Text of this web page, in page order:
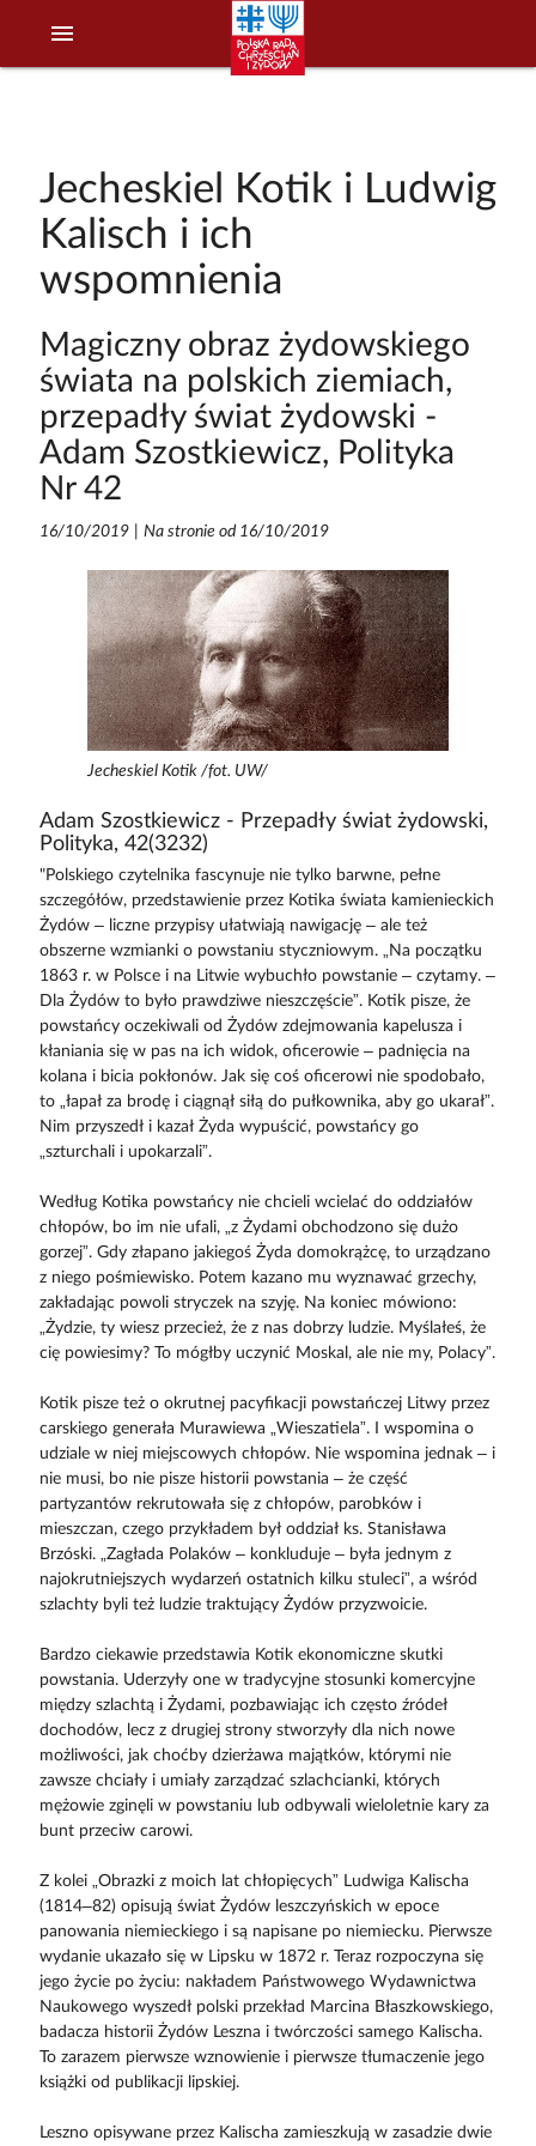
menu
Jecheskiel Kotik i Ludwig
Kalisch i ich
wspomnienia
Magiczny obraz żydowskiego
świata na polskich ziemiach,
przepadły świat żydowski -
Adam Szostkiewicz, Polityka
Nr 42
16/10/2019| Na stronie od 16/10/2019
Jecheskiel Kotik /fot. UW/
Adam Szostkiewicz - Przepadły świat żydowski,
Polityka, 42(3232)
"Polskiego czytelnika fascynuje nie tylko barwne, pełne
szczegółów, przedstawienie przez Kotika świata kamienieckich
Żydów – liczne przypisy ułatwiają nawigację – ale też
obszerne wzmianki o powstaniu styczniowym. „Na początku
1863 r. w Polsce i na Litwie wybuchło powstanie – czytamy. –
Dla Żydów to było prawdziwe nieszczęście”. Kotik pisze, że
powstańcy oczekiwali od Żydów zdejmowania kapelusza i
kłaniania się w pas na ich widok, oficerowie – padnięcia na
kolana i bicia pokłonów. Jak się coś oficerowi nie spodobało,
to „łapał za brodę i ciągnął siłą do pułkownika, aby go ukarał”.
Nim przyszedł i kazał Żyda wypuścić, powstańcy go
„szturchali i upokarzali”.
Według Kotika powstańcy nie chcieli wcielać do oddziałów
chłopów, bo im nie ufali, „z Żydami obchodzono się dużo
gorzej”. Gdy złapano jakiegoś Żyda domokrążcę, to urządzano
z niego pośmiewisko. Potem kazano mu wyznawać grzechy,
zakładając powoli stryczek na szyję. Na koniec mówiono:
„Żydzie, ty wiesz przecież, że z nas dobrzy ludzie. Myślałeś, że
cię powiesimy? To mógłby uczynić Moskal, ale nie my, Polacy”.
Kotik pisze też o okrutnej pacyfikacji powstańczej Litwy przez
carskiego generała Murawiewa „Wieszatiela”. I wspomina o
udziale w niej miejscowych chłopów. Nie wspomina jednak – i
nie musi, bo nie pisze historii powstania – że część
partyzantów rekrutowała się z chłopów, parobków i
mieszczan, czego przykładem był oddział ks. Stanisława
Brzóski. „Zagłada Polaków – konkluduje – była jednym z
najokrutniejszych wydarzeń ostatnich kilku stuleci”, a wśród
szlachty byli też ludzie traktujący Żydów przyzwoicie.
Bardzo ciekawie przedstawia Kotik ekonomiczne skutki
powstania. Uderzyły one w tradycyjne stosunki komercyjne
między szlachtą i Żydami, pozbawiając ich często źródeł
dochodów, lecz z drugiej strony stworzyły dla nich nowe
możliwości, jak choćby dzierżawa majątków, którymi nie
zawsze chciały i umiały zarządzać szlachcianki, których
mężowie zginęli w powstaniu lub odbywali wieloletnie kary za
bunt przeciw carowi.
Z kolei „Obrazki z moich lat chłopięcych” Ludwiga Kalischa
(1814–82) opisują świat Żydów leszczyńskich w epoce
panowania niemieckiego i są napisane po niemiecku. Pierwsze
wydanie ukazało się w Lipsku w 1872 r. Teraz rozpoczyna się
jego życie po życiu: nakładem Państwowego Wydawnictwa
Naukowego wyszedł polski przekład Marcina Błaszkowskiego,
badacza historii Żydów Leszna i twórczości samego Kalischa.
To zarazem pierwsze wznowienie i pierwsze tłumaczenie jego
książki od publikacji lipskiej.
Leszno opisywane przez Kalischa zamieszkują w zasadzie dwie